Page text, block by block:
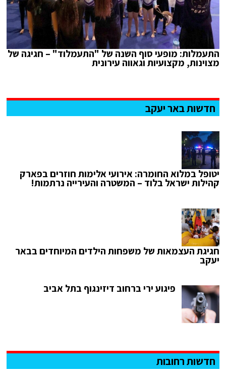
התעמלות: מופעי סוף השנה של "התעמלוד" – חגיגה של
מצוינות, מקצועיות וגאווה עירונית
חדשות באר יעקב
יטופל במלוא החומרה: אירועי אלימות חוזרים בפארק
קהילות ישראל בלוד – המשטרה והעירייה נרתמות!
חגיגת העצמאות של משפחות הילדים המיוחדים בבאר
יעקב
פיגוע ירי ברחוב דיזינגוף בתל אביב
חדשות רחובות